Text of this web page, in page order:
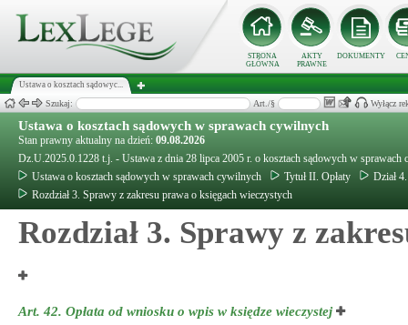
STRONA
GŁÓWNA
AKTY
PRAWNE
DOKUMENTY
Ustawa o kosztach sądowyc...
Szukaj: Art./§ Wyłącz
Ustawa o kosztach sądowych w sprawach cywilnych
Stan prawny aktualny na dzień: 09.08.2026
Dz.U.2025.0.1228 t.j. - Ustawa z dnia 28 lipca 2005 r. o kosztach sądowych w sprawach
Ustawa o kosztach sądowych w sprawach cywilnych
Tytuł II. Opłaty
Dział
Rozdział 3. Sprawy z zakresu prawa o księgach wieczystych
Rozdział 3. Sprawy z
Art. 42. Opłata od wniosku o wpis w księdze wieczystej